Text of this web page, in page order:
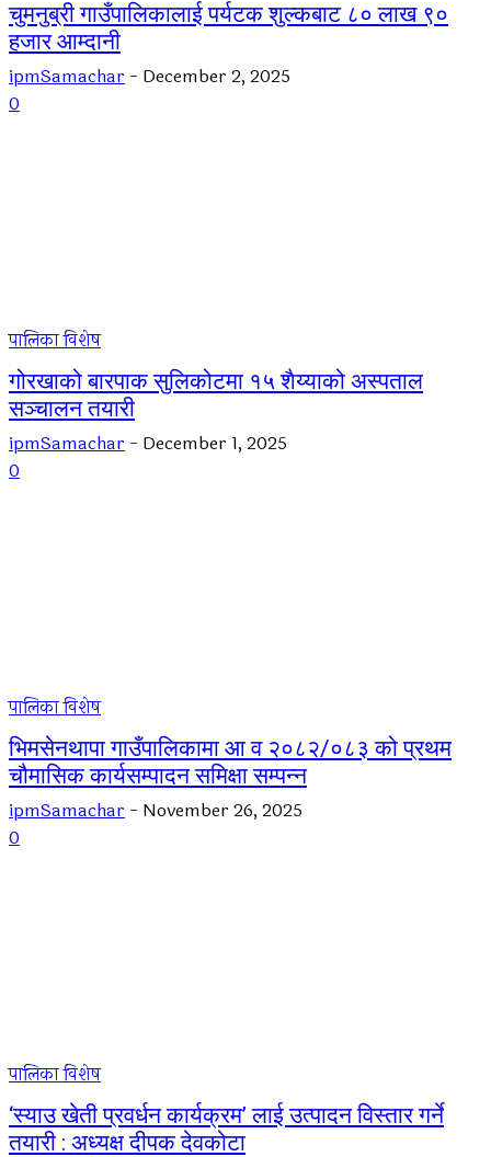
चुमनुब्री गाउँपालिकालाई पर्यटक शुल्कबाट ८० लाख ९०
हजार आम्दानी
ipmSamachar - December 2, 2025
0
पालिका विशेष
गोरखाको बारपाक सुलिकोटमा १५ शैय्याको अस्पताल
सञ्चालन तयारी
ipmSamachar - December 1, 2025
0
पालिका विशेष
भिमसेनथापा गाउँपालिकामा आ व २०८२/०८३ को प्रथम
चौमासिक कार्यसम्पादन समिक्षा सम्पन्न
ipmSamachar - November 26, 2025
0
पालिका विशेष
‘स्याउ खेती प्रवर्धन कार्यक्रम’ लाई उत्पादन विस्तार गर्ने
तयारी : अध्यक्ष दीपक देवकोटा